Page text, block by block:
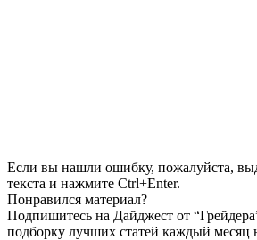
Если вы нашли ошибку, пожалуйста,
текста и нажмите Ctrl+Enter.
Понравился материал?
Подпишитесь на Дайджест от
подборку лучших статей каждый месяц